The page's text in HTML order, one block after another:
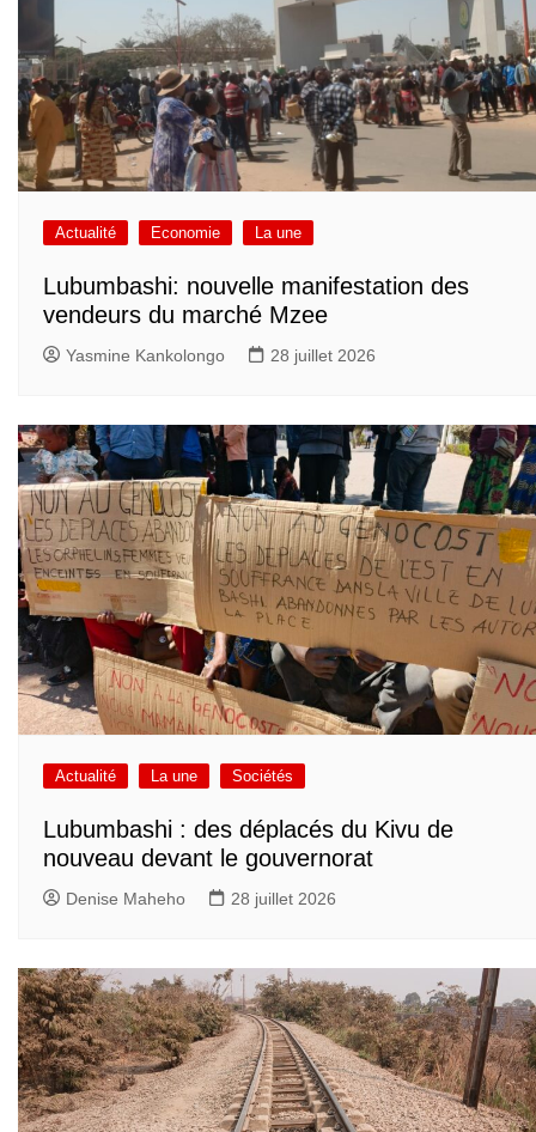
Actualité Economie La une
Lubumbashi: nouvelle manifestation des
vendeurs du marché Mzee
Yasmine Kankolongo 28 juillet 2026
Actualité La une Sociétés
Lubumbashi : des déplacés du Kivu de
nouveau devant le gouvernorat
Denise Maheho 28 juillet 2026